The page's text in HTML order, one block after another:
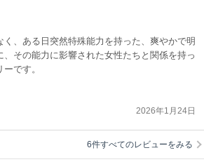
、ある日突然特殊能力を持った、爽やかで明
、その能力に影響された女性たちと関係を持っ
です。
2026年1月24日
6件すべてのレビューをみる